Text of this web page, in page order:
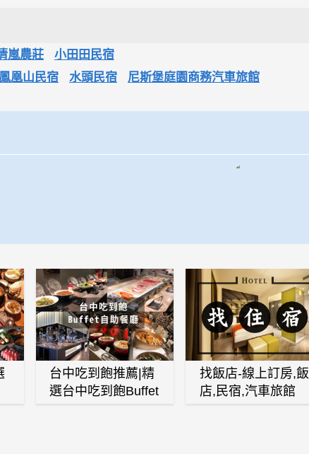
嵐農莊
小田田民宿
鳳凰山民宿 水頭民宿
尼斯堡庭園商務汽車旅館
台中吃到飽推薦|精
選台中吃到飽Buffet
找飯店-線上訂房,飯
店,民宿,汽車旅館